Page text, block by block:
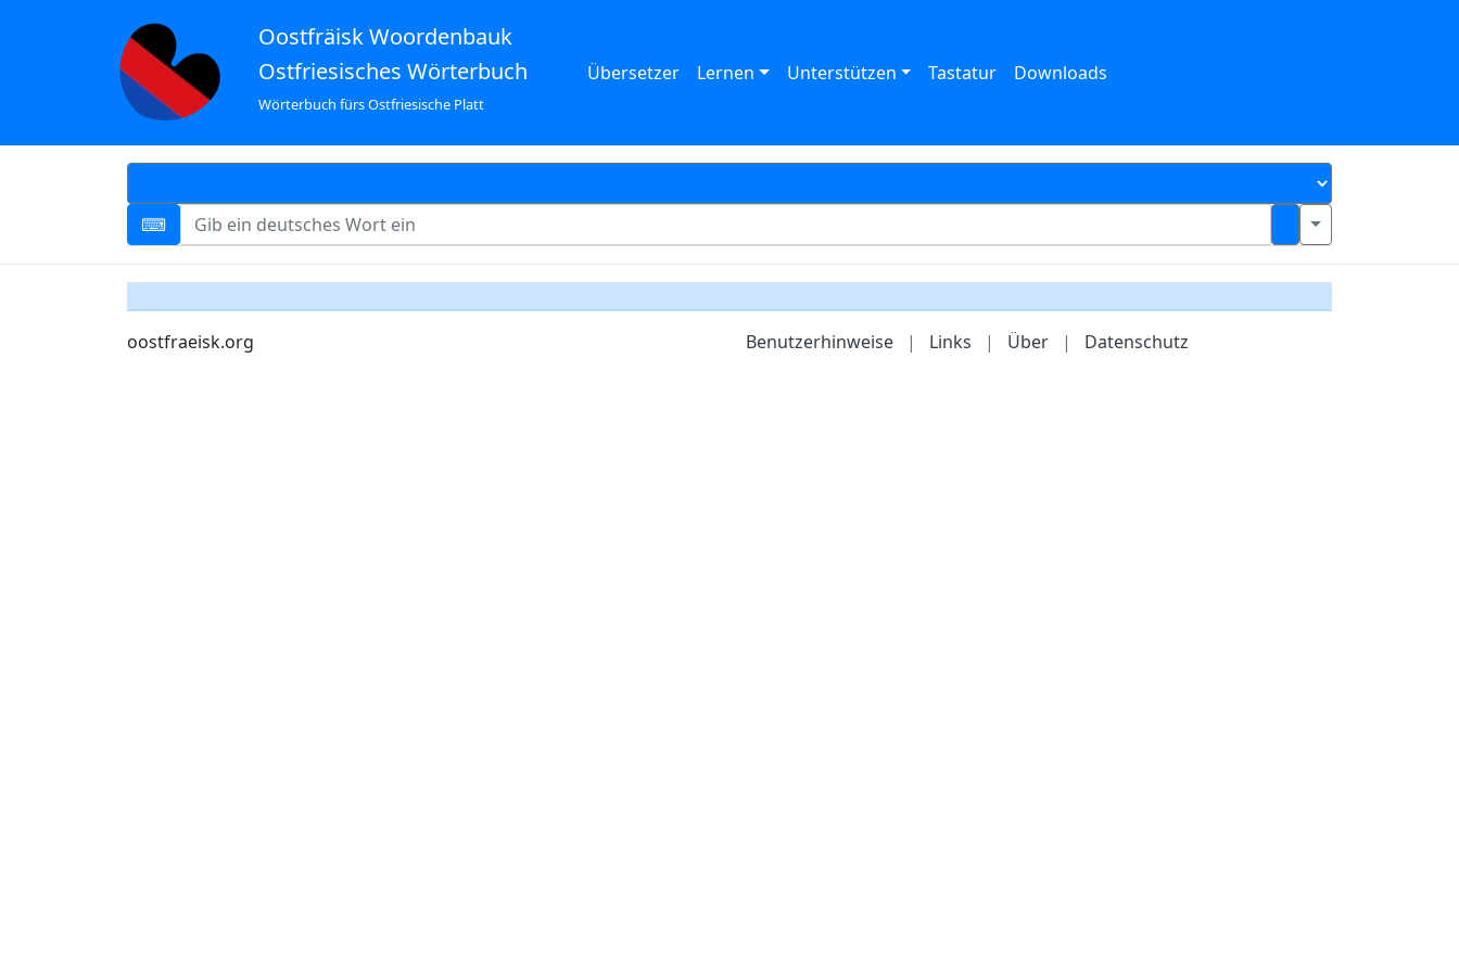
Oostfräisk Woordenbauk
Ostfriesisches Wörterbuch
Wörterbuch fürs Ostfriesische Platt
Übersetzer Lernen Unterstützen Tastatur Downloads
oostfraeisk.org Benutzerhinweise | Links | Über | Datenschutz